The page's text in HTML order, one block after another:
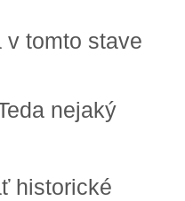
v tomto stave
nejaký
historické